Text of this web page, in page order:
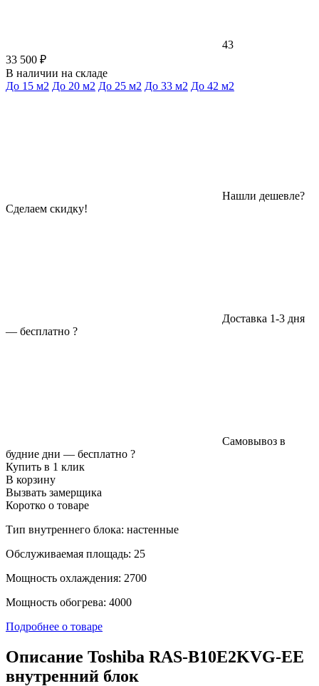
43
33 500 ₽
В наличии на складе
До 15 м2 До 20 м2 До 25 м2 До 33 м2 До 42 м2
Нашли дешевле?
Сделаем скидку!
Доставка 1-3 дня
— бесплатно ?
Самовывоз в
будние дни — бесплатно ?
Купить в 1 клик
В корзину
Вызвать замерщика
Коротко о товаре
Тип внутреннего блока: настенные
Обслуживаемая площадь: 25
Мощность охлаждения: 2700
Мощность обогрева: 4000
Подробнее о товаре
Описание Toshiba RAS-B10E2KVG-EE
внутренний блок